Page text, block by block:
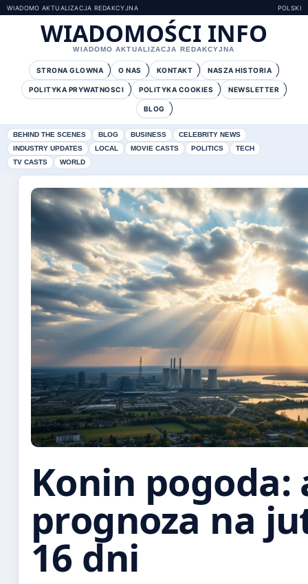
WIADOMO AKTUALIZACJA REDAKCYJNA POLSKI
WIADOMOŚCI INFO
WIADOMO AKTUALIZACJA REDAKCYJNA
STRONA GLOWNA O NAS KONTAKT NASZA HISTORIA
POLITYKA PRYWATNOSCI POLITYKA COOKIES NEWSLETTER
BLOG
BEHIND THE SCENES BLOG BUSINESS
CELEBRITY NEWS
INDUSTRY UPDATES
LOCAL MOVIE CASTS POLITICS
TECH
TV CASTS
WORLD
Konin
prognoza na
16 dni